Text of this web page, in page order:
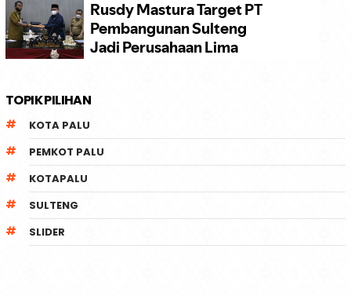
TOPIK PILIHAN
KOTA PALU
PEMKOT PALU
KOTAPALU
SULTENG
SLIDER